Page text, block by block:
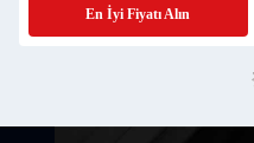
En İyi Fiyatı Alın